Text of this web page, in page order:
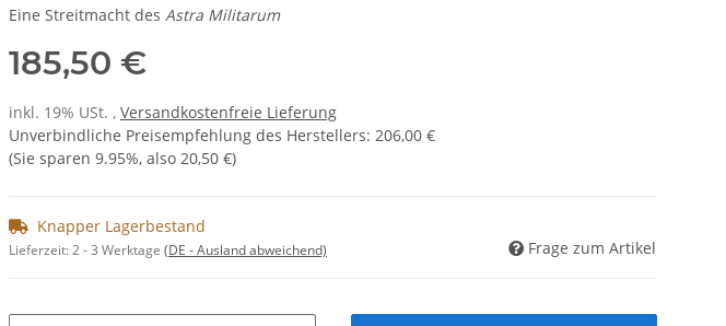
Eine Streitmacht des Astra Militarum
185,50 €
inkl. 19% USt. , Versandkostenfreie Lieferung
Unverbindliche Preisempfehlung des Herstellers: 206,00 €
(Sie sparen 9.95%, also 20,50 €)
Knapper Lagerbestand
Lieferzeit:2 - 3 Werktage (DE - Ausland abweichend) Frage zum Artikel